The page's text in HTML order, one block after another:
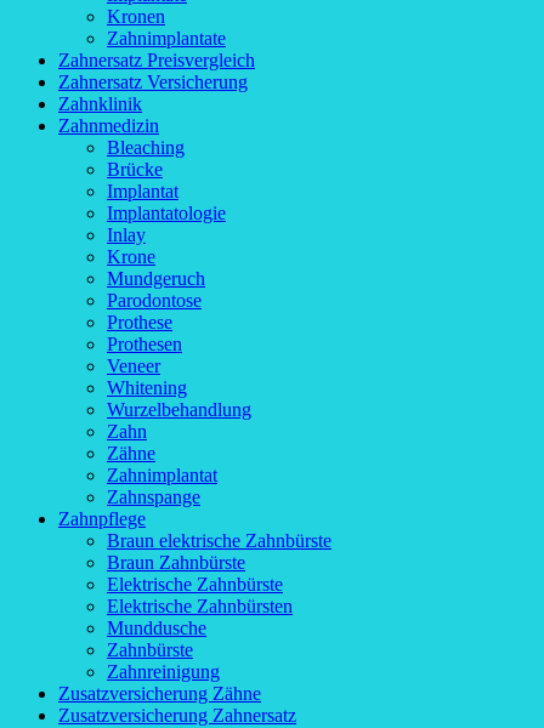
Kronen
Zahnimplantate
Zahnersatz Preisvergleich
Zahnersatz Versicherung
Zahnklinik
Zahnmedizin
Bleaching
Brücke
Implantat
Implantatologie
Inlay
Krone
Mundgeruch
Parodontose
Prothese
Prothesen
Veneer
Whitening
Wurzelbehandlung
Zahn
Zähne
Zahnimplantat
Zahnspange
Zahnpflege
Braun elektrische Zahnbürste
Braun Zahnbürste
Elektrische Zahnbürste
Elektrische Zahnbürsten
Munddusche
Zahnbürste
Zahnreinigung
Zusatzversicherung Zähne
Zusatzversicherung Zahnersatz